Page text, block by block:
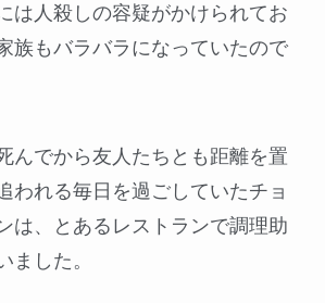
は人殺しの容疑がかけられてお
族もバラバラになっていたので
んでから友人たちとも距離を置
われる毎日を過ごしていたチョ
は、とあるレストランで調理助
ました。